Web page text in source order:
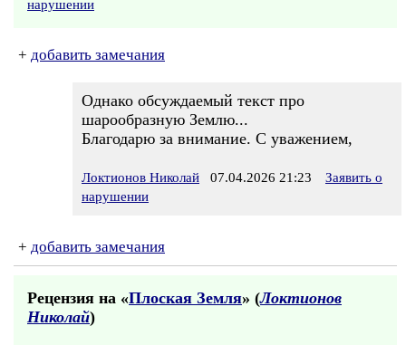
нарушении
+ добавить замечания
Однако обсуждаемый текст про
шарообразную Землю...
Благодарю за внимание. С уважением,
Локтионов Николай 07.04.2026 21:23
Заявить о
нарушении
+ добавить замечания
Рецензия на «Плоская Земля» (Локтионов
Николай)